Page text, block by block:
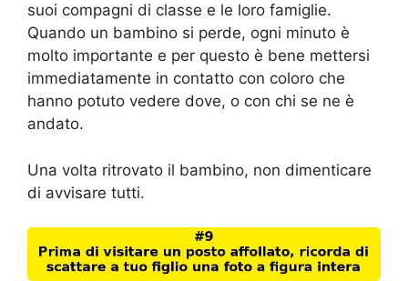
suoi compagni di classe e le loro famiglie.
Quando un bambino si perde, ogni minuto è
molto importante e per questo è bene mettersi
immediatamente in contatto con coloro che
hanno potuto vedere dove, o con chi se ne è
andato.
Una volta ritrovato il bambino, non dimenticare
di avvisare tutti.